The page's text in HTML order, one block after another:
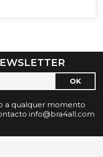
a qualquer momento
info@bra4all.com